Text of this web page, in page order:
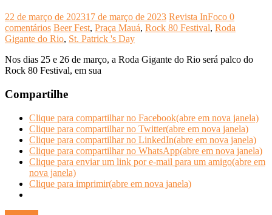
22 de março de 202317 de março de 2023 Revista InFoco 0
comentários Beer Fest, Praça Mauá, Rock 80 Festival, Roda
Gigante do Rio, St. Patrick 's Day
Nos dias 25 e 26 de março, a Roda Gigante do Rio será palco do
Rock 80 Festival, em sua
Compartilhe
Clique para compartilhar no Facebook(abre em nova janela)
Clique para compartilhar no Twitter(abre em nova janela)
Clique para compartilhar no LinkedIn(abre em nova janela)
Clique para compartilhar no WhatsApp(abre em nova janela)
Clique para enviar um link por e-mail para um amigo(abre em
nova janela)
Clique para imprimir(abre em nova janela)